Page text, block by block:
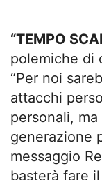
“TEMPO
polemiche di
“Per noi
attacchi
personali, ma
generazione
messaggio
basterà fare